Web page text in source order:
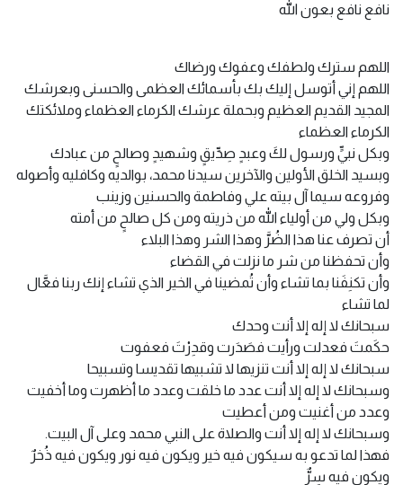
نافع نافع بعون الله
اللهم سترك ولطفك وعفوك ورضاك
اللهم إني أتوسل إليك بك بأسمائك العظمى والحسنى وبعرشك
المجيد القديم العظيم وبحملة عرشك الكرماء العظماء وملائكتك
الكرماء العظماء
وبكل نبيٍّ ورسول لكَ وعبدٍ صِدِّيقٍ وشهيدٍ وصالحٍ من عبادك
وبسيد الخلق الأولين والآخرين سيدنا محمد، بوالديه وكافليه وأصوله
وفروعه سيما آل بيته علي وفاطمة والحسنين وزينب
وبكل ولي من أولياء الله من ذريته ومن كل صالحٍ من أمته
أن تصرف عنا هذا الضُرَّ وهذا الشر وهذا البلاء
وأن تحفظنا من شر ما نزلت في القضاء
وأن تكنِفَنا بما تشاء وأن تُمضينا في الخير الذي تشاء إنك ربنا فعَّال
لما تشاء
سبحانك لا إله إلا أنت وحدك
حكَمتَ فعدلت ورأيت فصَدَرت وقدِرْتَ فعفوت
سبحانك لا إله إلا أنت تنزيها لا تشبيها تقديسا وتسبيحا
وسبحانك لا إله إلا أنت عدد ما خلقت وعدد ما أظهرت وما أخفيت
وعدد من أغنيت ومن أعطيت
وسبحانك لا إله إلا أنت والصلاة على النبي محمد وعلى آل البيت.
فهذا لما تدعو به سيكون فيه خير ويكون فيه نور ويكون فيه ذُخرٌ
ويكون فيه سِرٌّ